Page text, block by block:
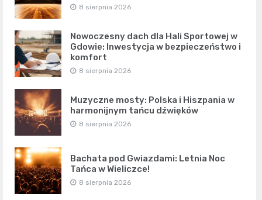
8 sierpnia 2026
Nowoczesny dach dla Hali Sportowej w
Gdowie: Inwestycja w bezpieczeństwo i
komfort
8 sierpnia 2026
Muzyczne mosty: Polska i Hiszpania w
harmonijnym tańcu dźwięków
8 sierpnia 2026
Bachata pod Gwiazdami: Letnia Noc
Tańca w Wieliczce!
8 sierpnia 2026